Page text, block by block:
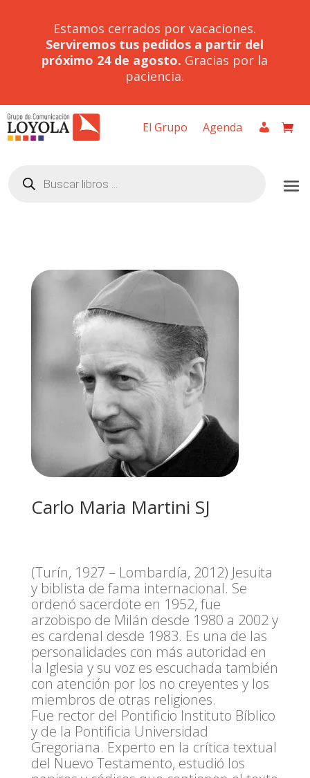
Estamos cerrados por vacaciones.
Serviremos tus pedidos a partir del
próximo 24 de agosto. Gracias por la
paciencia.
El Grupo Agenda
productos
Carlo Maria Martini SJ
(Turín, 1927 – Lombardía, 2012) Jesuita
y biblista de fama internacional. Se
ordenó sacerdote en 1952, fue
arzobispo de Milán desde 1980 a 2002 y
es cardenal desde 1983. Es una de las
personalidades con más autoridad en
la Iglesia y su voz es escuchada también
con atención por los no creyentes y los
miembros de otras religiones.
Fue rector del Pontificio Instituto Bíblico
y de la Pontificia Universidad
Gregoriana. Experto en la crítica textual
del Nuevo Testamento, estudió los